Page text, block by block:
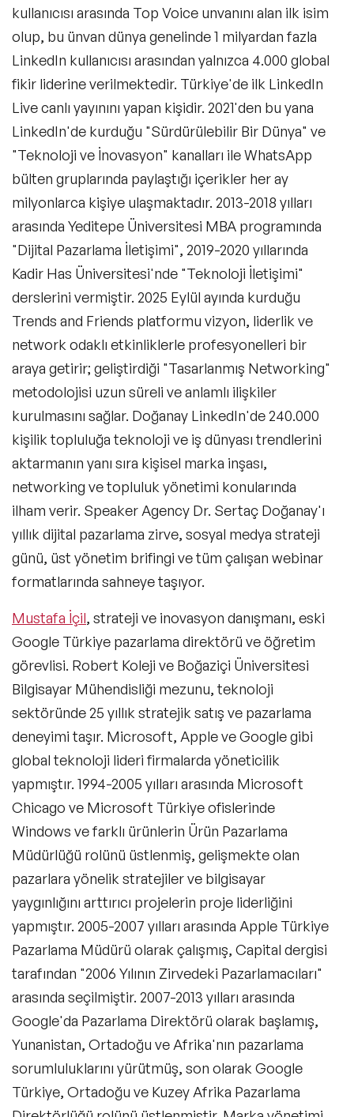
kullanıcısı arasında Top Voice unvanını alan ilk isim
olup, bu ünvan dünya genelinde 1 milyardan fazla
LinkedIn kullanıcısı arasından yalnızca 4.000 global
fikir liderine verilmektedir. Türkiye'de ilk LinkedIn
Live canlı yayınını yapan kişidir. 2021'den bu yana
LinkedIn'de kurduğu "Sürdürülebilir Bir Dünya" ve
"Teknoloji ve İnovasyon" kanalları ile WhatsApp
bülten gruplarında paylaştığı içerikler her ay
milyonlarca kişiye ulaşmaktadır. 2013-2018 yılları
arasında Yeditepe Üniversitesi MBA programında
"Dijital Pazarlama İletişimi", 2019-2020 yıllarında
Kadir Has Üniversitesi'nde "Teknoloji İletişimi"
derslerini vermiştir. 2025 Eylül ayında kurduğu
Trends and Friends platformu vizyon, liderlik ve
network odaklı etkinliklerle profesyonelleri bir
araya getirir; geliştirdiği "Tasarlanmış Networking"
metodolojisi uzun süreli ve anlamlı ilişkiler
kurulmasını sağlar. Doğanay LinkedIn'de 240.000
kişilik topluluğa teknoloji ve iş dünyası trendlerini
aktarmanın yanı sıra kişisel marka inşası,
networking ve topluluk yönetimi konularında
ilham verir. Speaker Agency Dr. Sertaç Doğanay'ı
yıllık dijital pazarlama zirve, sosyal medya strateji
günü, üst yönetim brifingi ve tüm çalışan webinar
formatlarında sahneye taşıyor.
Mustafa İçil, strateji ve inovasyon danışmanı, eski
Google Türkiye pazarlama direktörü ve öğretim
görevlisi. Robert Koleji ve Boğaziçi Üniversitesi
Bilgisayar Mühendisliği mezunu, teknoloji
sektöründe 25 yıllık stratejik satış ve pazarlama
deneyimi taşır. Microsoft, Apple ve Google gibi
global teknoloji lideri firmalarda yöneticilik
yapmıştır. 1994-2005 yılları arasında Microsoft
Chicago ve Microsoft Türkiye ofislerinde
Windows ve farklı ürünlerin Ürün Pazarlama
Müdürlüğü rolünü üstlenmiş, gelişmekte olan
pazarlara yönelik stratejiler ve bilgisayar
yaygınlığını arttırıcı projelerin proje liderliğini
yapmıştır. 2005-2007 yılları arasında Apple Türkiye
Pazarlama Müdürü olarak çalışmış, Capital dergisi
tarafından "2006 Yılının Zirvedeki Pazarlamacıları"
arasında seçilmiştir. 2007-2013 yılları arasında
Google'da Pazarlama Direktörü olarak başlamış,
Yunanistan, Ortadoğu ve Afrika'nın pazarlama
sorumluluklarını yürütmüş, son olarak Google
Türkiye, Ortadoğu ve Kuzey Afrika Pazarlama
Fintek (Finansal Teknoloji) Konuşmacıları
Tedarik Zinciri Yönetimi Konuşmacıları
Çalışan Bağlılığı & Motivasyon
Konuşmacıları
Big Data (Büyük Veri) Konusunda Uzman
Konuşmacılar
Bilim Konuşmacıları
Döngüsel Ekonomi Alanında Uzman
Konuşmacılar
Edebiyat Konusunda Uzman Konuşmacılar
Endüstri 4.0 Konusunda Uzman ve
Deneyimli Konuşmacılar
İklim Değişikliği Konusunda Uzman
Konuşmacılar
İletişim & Medya Konusunda Uzman
Konuşmacılar
İş Dünyası ve İş Hayatı Konusunda Uzman
Konuşmacılar
Kariyer & Yetenek Yönetimi Konusunda
Uzman Konuşmacılar
Kişisel Marka & İmaj Yönetimi Konusunda
Uzman Konuşmacılar
Pazarlama İletişimi ve Marka Yönetimi
Konusunda Uzman Konuşmacılar
Konuşmacılar
Stand up - Sahne Şovu Konuşmacıları
Silikon Vadisi Konuşmacıları
Celebrity Konuşmacılar
Yatırım ve Yatırım Stratejileri Konuşmacıları
Beden Dili ve Mikro İfade Konuşmacıları
Kriz Yönetimi Konuşmacıları
Ekip Yönetimi Konuşmacıları
Karbon Ayak İzi Konuşmacıları
Finansal Okuryazarlık Konuşmacıları
Sosyal Sorumluluk Girişimcilik
Konuşmacıları
Kadınlar Günü Konuşmacıları
Global Konuşmacılar
Çözümler